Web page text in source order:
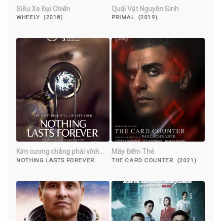
Siêu Xe Đại Chiến
WHEELY (2018)
Quái Vật Nguyên Sinh
PRIMAL (2019)
Kim cương chẳng phải vĩnh
hằng
NOTHING LASTS FOREVER
Máy Đếm Thẻ
THE CARD COUNTER (2021)